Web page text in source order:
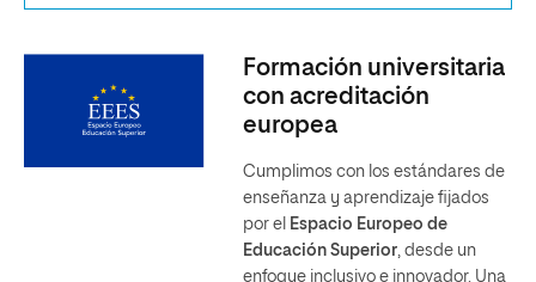
Formación universitaria
con acreditación
europea
Cumplimos con los estándares de
enseñanza y aprendizaje fijados
por el Espacio Europeo de
Educación Superior, desde un
enfoque inclusivo e innovador. Una